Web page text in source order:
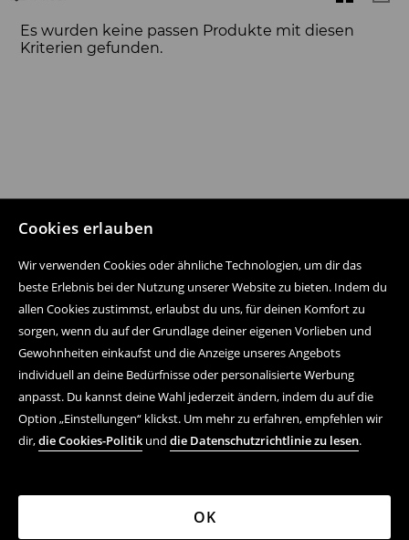
Cookies erlauben
Wir verwenden Cookies oder ähnliche Technologien, um dir das
beste Erlebnis bei der Nutzung unserer Website zu bieten. Indem du
allen Cookies zustimmst, erlaubst du uns, für deinen Komfort zu
sorgen, wenn du auf der Grundlage deiner eigenen Vorlieben und
Gewohnheiten einkaufst und die Anzeige unseres Angebots
individuell an deine Bedürfnisse oder personalisierte Werbung
anpasst. Du kannst deine Wahl jederzeit ändern, indem du auf die
Option „Einstellungen“ klickst. Um mehr zu erfahren, empfehlen wir
dir,die Cookies-Politik und die Datenschutzrichtlinie zu lesen.
OK
Es wurden keine passen Produkte mit diesen
Kriterien gefunden.
Folge uns auf:
Hilfe und Kontakt
Einkaufsvorgang